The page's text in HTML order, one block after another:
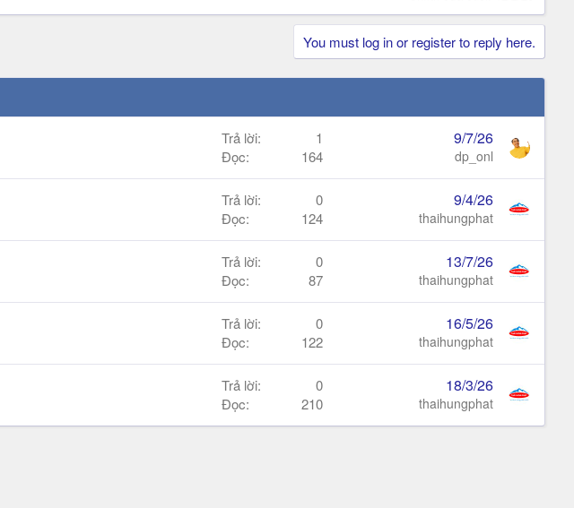
You must log in or register to reply here.
Trả lời
1
Đọc
164
9/7/26
dp_onl
Trả lời
0
Đọc
124
9/4/26
thaihungphat
Trả lời
0
Đọc
87
13/7/26
thaihungphat
Trả lời
0
Đọc
122
16/5/26
thaihungphat
Trả lời
0
Đọc
210
18/3/26
thaihungphat